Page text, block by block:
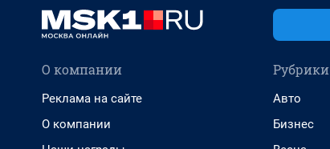
О компании
Реклама на сайте
О компании
Рубрики
Авто
Бизнес